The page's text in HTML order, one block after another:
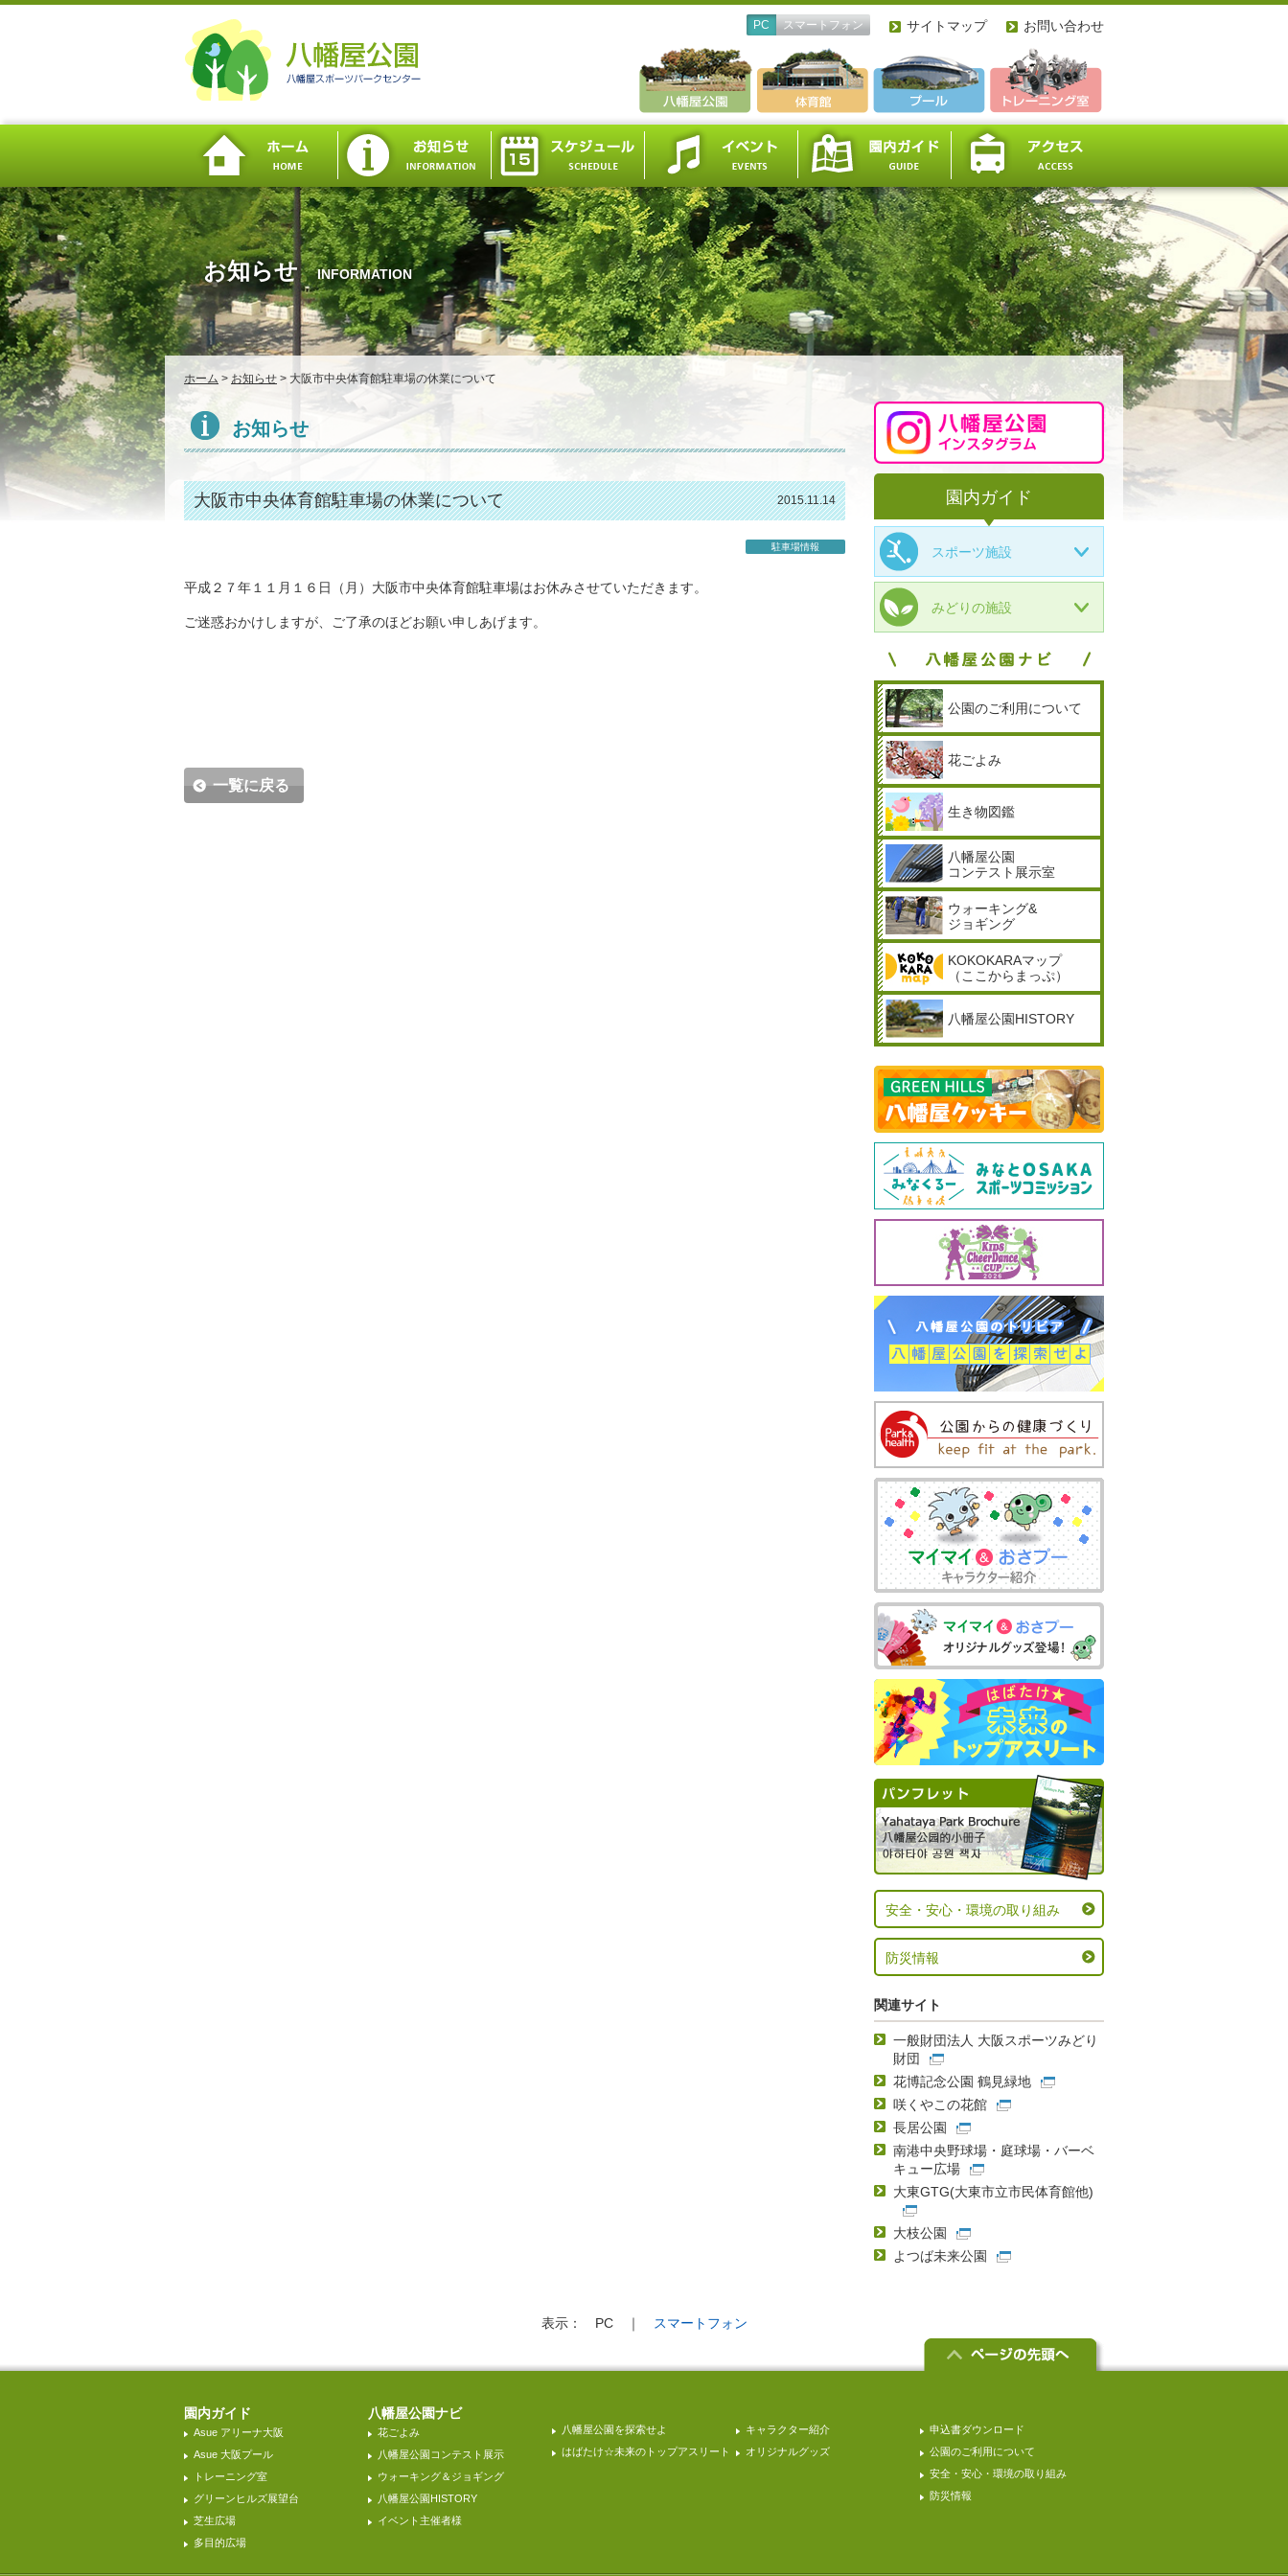
サイトマップ お問い合わせ
PC スマートフォン
お知らせ INFORMATION
ホーム > お知らせ > 大阪市中央体育館駐車場の休業について
お知らせ
2015.11.14
大阪市中央体育館駐車場の休業について
駐車場情報
平成２７年１１月１６日（月）大阪市中央体育館駐車場はお休みさせていただきます。
ご迷惑おかけしますが、ご了承のほどお願い申しあげます。
一覧に戻る
園内ガイド
スポーツ施設
みどりの施設
公園のご利用について
花ごよみ
生き物図鑑
八幡屋公園
コンテスト展示室
ウォーキング&
ジョギング
KOKOKARAマップ
（ここからまっぷ）
八幡屋公園HISTORY
安全・安心・環境の取り組み
防災情報
関連サイト
一般財団法人 大阪スポーツみどり
財団
花博記念公園 鶴見緑地
咲くやこの花館
長居公園
南港中央野球場・庭球場・バーベ
キュー広場
大東GTG(大東市立市民体育館他)
大枝公園
よつば未来公園
表示： PC｜ スマートフォン
園内ガイド
Asue アリーナ大阪
Asue 大阪プール
トレーニング室
グリーンヒルズ展望台
芝生広場
多目的広場
八幡屋公園ナビ
花ごよみ
八幡屋公園コンテスト展示
ウォーキング＆ジョギング
八幡屋公園HISTORY
イベント主催者様
八幡屋公園を探索せよ
はばたけ☆未来のトップアスリート
キャラクター紹介
オリジナルグッズ
申込書ダウンロード
公園のご利用について
安全・安心・環境の取り組み
防災情報